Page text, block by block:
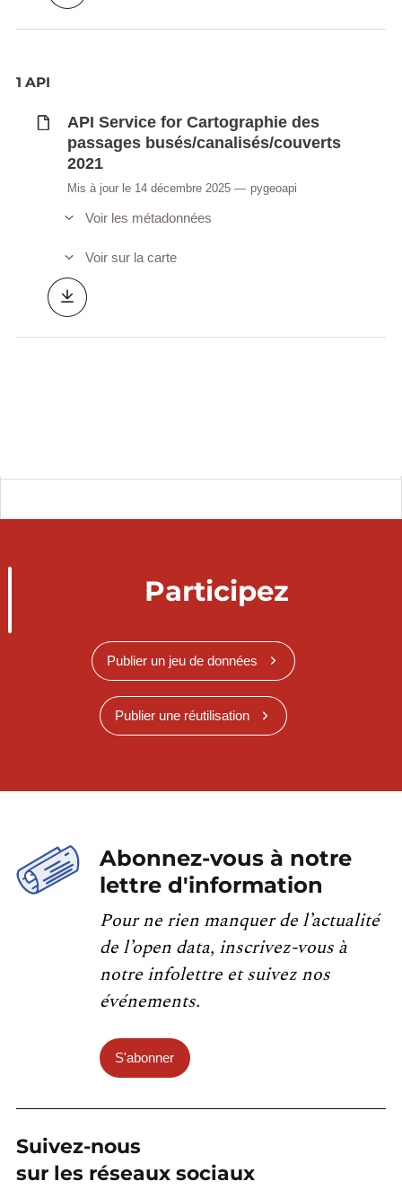
1 API
API Service for Cartographie des
passages busés/canalisés/couverts
2021
Mis à jour le 14 décembre 2025 pygeoapi
Voir les métadonnées
Voir sur la carte
Participez
Publier un jeu de données
Publier une réutilisation
Abonnez-vous à notre
lettre d'information
Pour ne rien manquer de l’actualité
de l’open data, inscrivez-vous à
notre infolettre et suivez nos
événements.
S'abonner
Suivez-nous
sur les réseaux sociaux